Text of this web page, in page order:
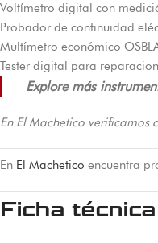
Voltímetro digital con
Probador de continuidad
Multímetro económico
Tester digital para
Explore más
En El Machetico verificamos
En El Machetico encuentra
Ficha técnica